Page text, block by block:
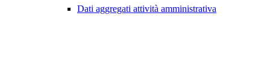
Dati aggregati attività amministrativa